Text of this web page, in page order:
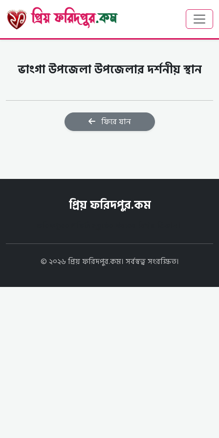
প্রিয় ফরিদপুর.কম
ভাংগা উপজেলা উপজেলার দর্শনীয় স্থান
ফিরে যান
প্রিয় ফরিদপুর.কম
© ২০২৬ প্রিয় ফরিদপুর.কম। সর্বস্বত্ব সংরক্ষিত।